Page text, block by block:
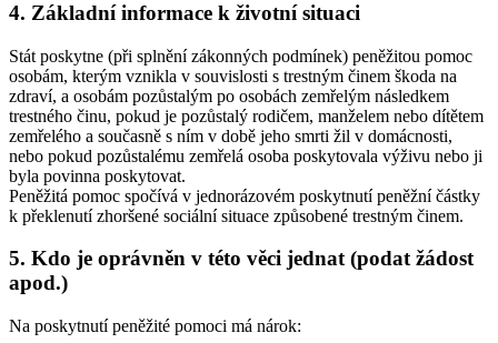
4. Základní informace k životní situaci
Stát poskytne (při splnění zákonných podmínek) peněžitou pomoc
osobám, kterým vznikla v souvislosti s trestným činem škoda na
zdraví, a osobám pozůstalým po osobách zemřelým následkem
trestného činu, pokud je pozůstalý rodičem, manželem nebo dítětem
zemřelého a současně s ním v době jeho smrti žil v domácnosti,
nebo pokud pozůstalému zemřelá osoba poskytovala výživu nebo ji
byla povinna poskytovat.
Peněžitá pomoc spočívá v jednorázovém poskytnutí peněžní částky
k překlenutí zhoršené sociální situace způsobené trestným činem.
5. Kdo je oprávněn v této věci jednat (podat žádost
apod.)
Na poskytnutí peněžité pomoci má nárok: